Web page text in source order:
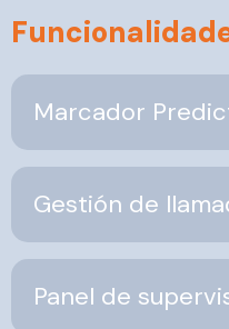
Marcador
Gestión de
Panel de